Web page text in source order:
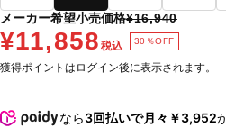
メーカー希望小売価格¥16,940
¥11,858 税込 30％OFF
獲得ポイントはログイン後に表示されます。
なら3回払いで月々￥3,952